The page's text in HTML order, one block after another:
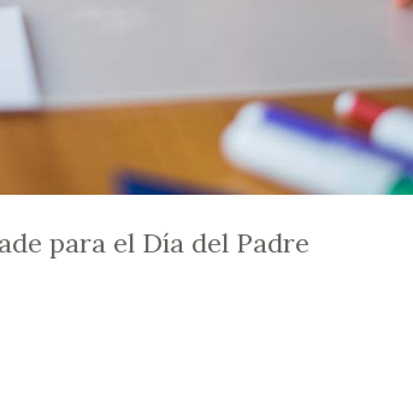
para el Día del Padre